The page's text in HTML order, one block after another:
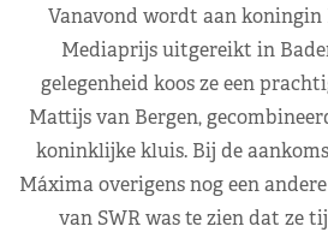
Vanavond wordt aan
Mediaprijs uitgereikt in
gelegenheid koos ze een
Mattijs van Bergen,
koninklijke kluis. Bij de
Máxima overigens nog een
van SWR was te zien dat ze